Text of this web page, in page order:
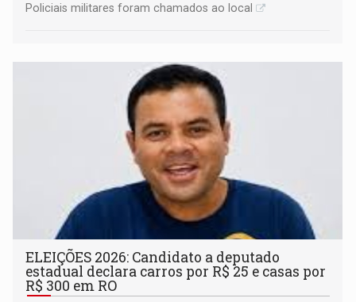
Policiais militares foram chamados ao local
ELEIÇÕES 2026: Candidato a deputado
estadual declara carros por R$ 25 e casas por
R$ 300 em RO